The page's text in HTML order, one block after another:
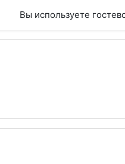
Вы используете